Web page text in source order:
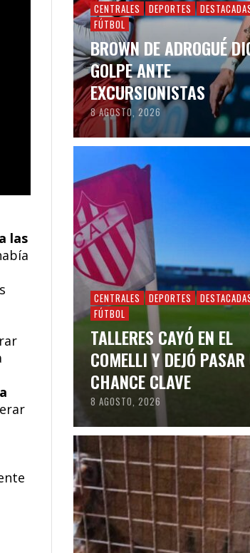
las
CENTRALES DEPORTES
FÚTBOL
BROWN DE ADROGUÉ
GOLPE ANTE
EXCURSIONISTAS
8 AGOSTO, 2026
CENTRALES DEPORTES
FÚTBOL
TALLERES CAYÓ EN EL
COMELLI Y DEJÓ
CHANCE CLAVE
8 AGOSTO, 2026